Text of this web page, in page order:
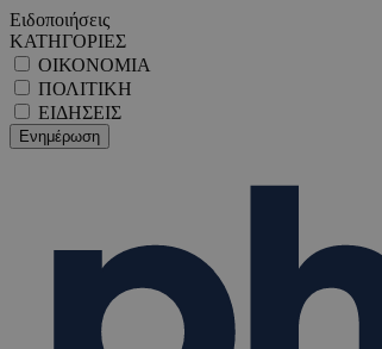
Ειδοποιήσεις
ΚΑΤΗΓΟΡΙΕΣ
ΟΙΚΟΝΟΜΙΑ
ΠΟΛΙΤΙΚΗ
ΕΙΔΗΣΕΙΣ